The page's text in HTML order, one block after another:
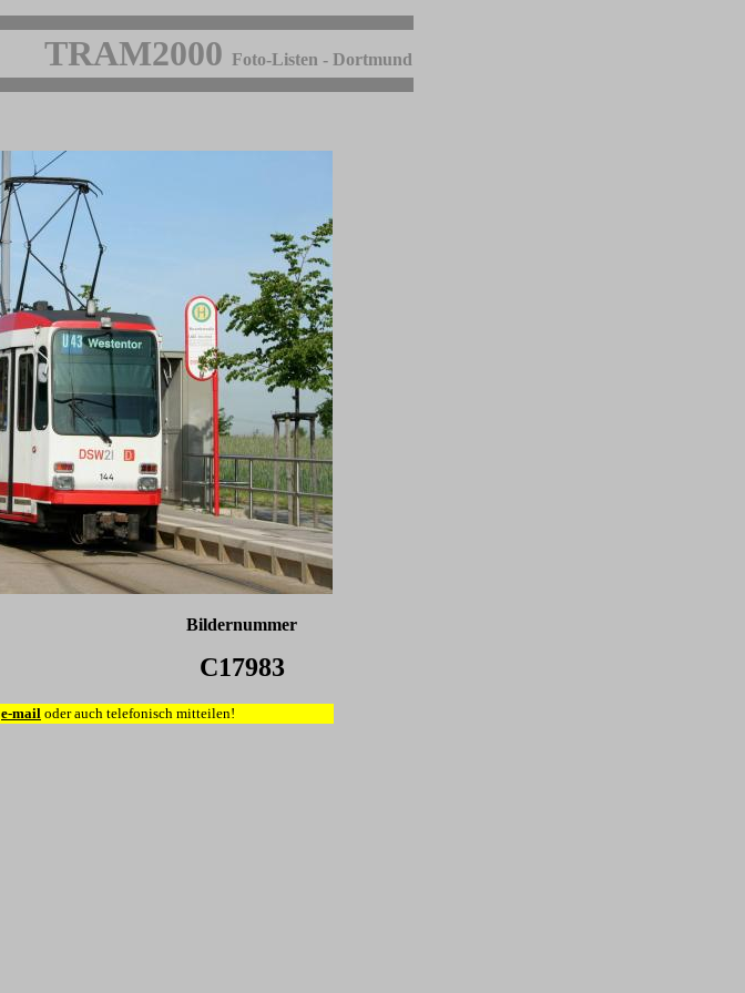
TRAM2000 Foto-Listen - Dortmund
Bildernummer
C17983
e-mail oder auch telefonisch mitteilen!